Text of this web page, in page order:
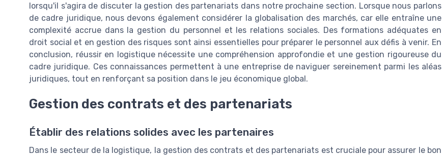
lorsqu'il s'agira de discuter la gestion des partenariats dans notre prochaine section. Lorsque nous parlons
de cadre juridique, nous devons également considérer la globalisation des marchés, car elle entraîne une
complexité accrue dans la gestion du personnel et les relations sociales. Des formations adéquates en
droit social et en gestion des risques sont ainsi essentielles pour préparer le personnel aux défis à venir. En
conclusion, réussir en logistique nécessite une compréhension approfondie et une gestion rigoureuse du
cadre juridique. Ces connaissances permettent à une entreprise de naviguer sereinement parmi les aléas
juridiques, tout en renforçant sa position dans le jeu économique global.
Gestion des contrats et des partenariats
Établir des relations solides avec les partenaires
Dans le secteur de la logistique, la gestion des contrats et des partenariats est cruciale pour assurer le bon